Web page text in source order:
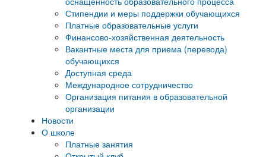
Стипендии и меры поддержки обучающихся
Платные образовательные услуги
Финансово-хозяйственная деятельность
Вакантные места для приема (перевода)
обучающихся
Доступная среда
Международное сотрудничество
Организация питания в образовательной
организации
Новости
О школе
Платные занятия